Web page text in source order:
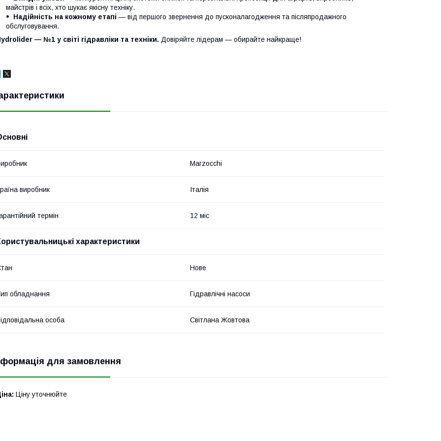
майстрів і всіх, хто шукає якісну техніку.
Надійність на кожному етапі — від першого звернення до пусконалагодження та післяпродажного
обслуговування.
— №1 у світі гідравліки та техніки. Довіряйте лідерам — обирайте найкраще!
Marzocchi
виробник Італія
термін 12 міс
характеристики
Нове
обладнання Гідравлічні насоси
особа Світлана Жовтова
для замовлення
Ціну уточнюйте